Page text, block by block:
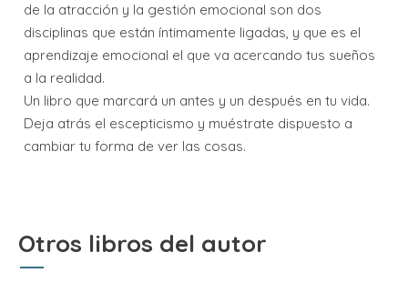
de la atracción y la gestión emocional son dos
disciplinas que están íntimamente ligadas, y que es el
aprendizaje emocional el que va acercando tus sueños
a la realidad.
Un libro que marcará un antes y un después en tu vida.
Deja atrás el escepticismo y muéstrate dispuesto a
cambiar tu forma de ver las cosas.
Otros libros del autor